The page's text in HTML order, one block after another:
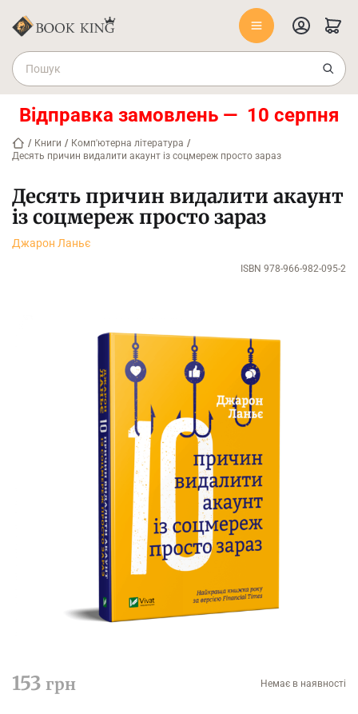
Відправка замовлень — 10 серпня
/ Книги / Комп'ютерна література /
Десять причин видалити акаунт із соцмереж просто зараз
Десять причин видалити акаунт
із соцмереж просто зараз
Джарон Ланьє
ISBN 978-966-982-095-2
153 грн Немає в наявності